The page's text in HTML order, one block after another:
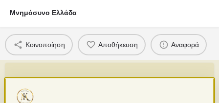
Μνημόσυνο Ελλάδα
Κοινοποίηση Αποθήκευση Αναφορά